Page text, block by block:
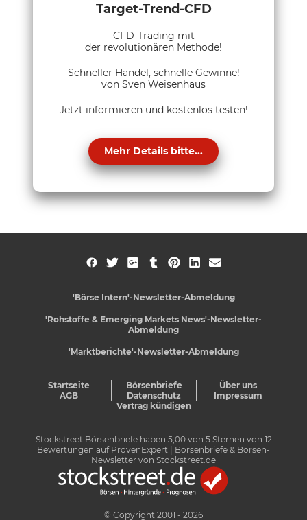
Target-Trend-CFD
CFD-Trading mit
der revolutionären Methode!
Schneller Handel, schnelle Gewinne!
von Sven Weisenhaus
Jetzt informieren und kostenlos testen!
Mehr Details bitte...
'Börse Intern'-Newsletter-Abmeldung
'Rohstoffe & Emerging Markets News'-Newsletter-
Abmeldung
'Marktberichte'-Newsletter-Abmeldung
Startseite Börsenbriefe
Über uns
AGB
Datenschutz
Impressum
Vertrag kündigen
Stockstreet Börsenbriefe haben 5,00von 5Sternen von 12
Bewertungen auf ProvenExpert
| Börsenbriefe & Börsen-
Newsletter von Stockstreet.de
© Copyright 2001 - 2026